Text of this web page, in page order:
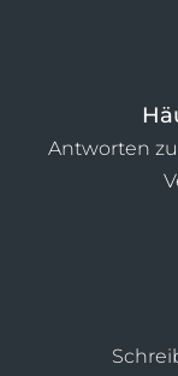
Antworten